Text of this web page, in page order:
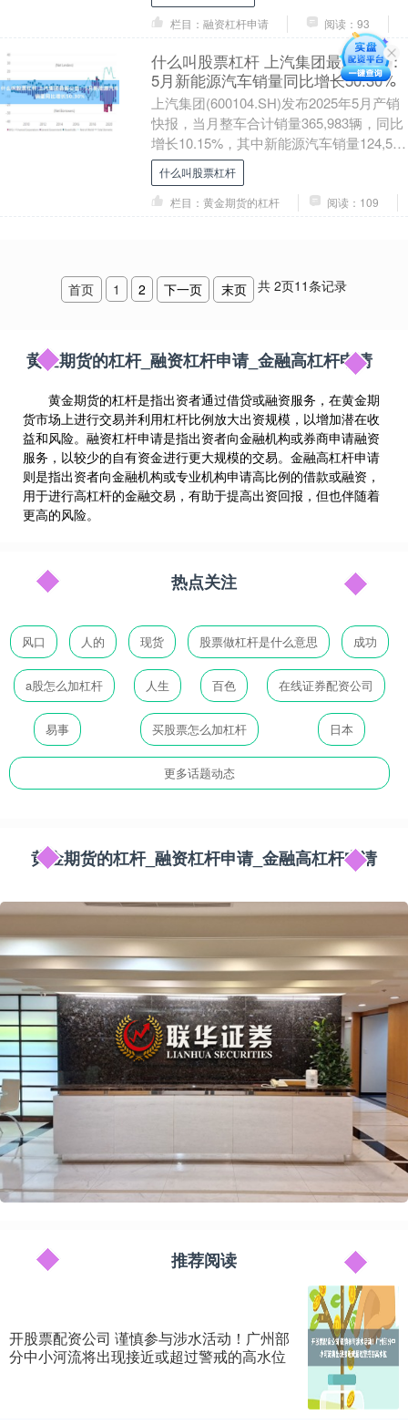
同....
栏目：融资杠杆申请
阅读：93
什么叫股票杠杆 上汽集团最新公告：
5月新能源汽车销量同比增长50.30%
上汽集团(600104.SH)发布2025年5月产销
快报，当月整车合计销量365,983辆，同比
增长10.15%，其中新能源汽车销量124,575
辆，同比增长5....
什么叫股票杠杆
栏目：黄金期货的杠杆
阅读：109
首页 1 2 下一页 末页 共 2页11条记录
黄金期货的杠杆_融资杠杆申请_金融高杠杆申请
黄金期货的杠杆是指出资者通过借贷或融资服务，在黄金期
货市场上进行交易并利用杠杆比例放大出资规模，以增加潜在收
益和风险。融资杠杆申请是指出资者向金融机构或券商申请融资
服务，以较少的自有资金进行更大规模的交易。金融高杠杆申请
则是指出资者向金融机构或专业机构申请高比例的借款或融资，
用于进行高杠杆的金融交易，有助于提高出资回报，但也伴随着
更高的风险。
热点关注
风口 人的 现货 股票做杠杆是什么意思 成功
a股怎么加杠杆 人生 百色 在线证券配资公司
易事 买股票怎么加杠杆 日本
更多话题动态
黄金期货的杠杆_融资杠杆申请_金融高杠杆申请
推荐阅读
开股票配资公司 谨慎参与涉水活动！广州部
分中小河流将出现接近或超过警戒的高水位